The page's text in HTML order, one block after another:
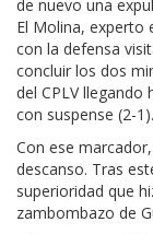
de nuevo una
El Molina, experto
con la defensa
concluir los dos
del CPLV llegando
con suspense (2-1).
Con ese
descanso. Tras
superioridad que
zambombazo de